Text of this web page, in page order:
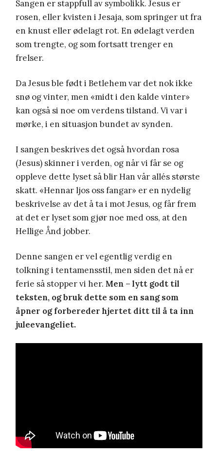
Sangen er stappfull av symbolikk. Jesus er
rosen, eller kvisten i Jesaja, som springer ut fra
en knust eller ødelagt rot. En ødelagt verden
som trengte, og som fortsatt trenger en
frelser.
Da Jesus ble født i Betlehem var det nok ikke
snø og vinter, men «midt i den kalde vinter»
kan også si noe om verdens tilstand. Vi var i
mørke, i en situasjon bundet av synden.
I sangen beskrives det også hvordan rosa
(Jesus) skinner i verden, og når vi får se og
oppleve dette lyset så blir Han vår allés største
skatt. «Hennar ljos oss fangar» er en nydelig
beskrivelse av det å ta i mot Jesus, og får frem
at det er lyset som gjør noe med oss, at den
Hellige Ånd jobber.
Denne sangen er vel egentlig verdig en
tolkning i tentamensstil, men siden det nå er
ferie så stopper vi her. Men – lytt godt til
teksten, og bruk dette som en sang som
åpner og forbereder hjertet ditt til å ta inn
juleevangeliet.